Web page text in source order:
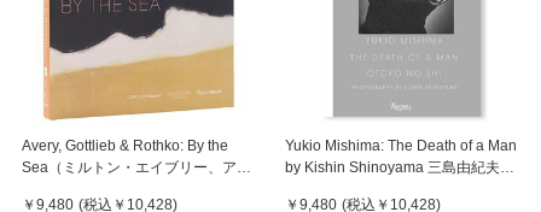
Avery, Gottlieb & Rothko: By the
Sea（ミルトン・エイブリー、アド
￥9,480 (税込 ￥10,428)
Yukio Mishima: The Death of a Man
by Kishin Shinoyama 三島由紀夫が
￥9,480 (税込 ￥10,428)